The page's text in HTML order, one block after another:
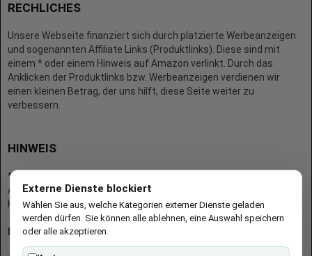
RECHLICHES
Unsere Webseite finanziert sich durch platzierte Werbeanzeigen
und sogenannten Affiliate Links (Produktlinks). Diese sind mit
einem * oder einem Hinweis auf Amazon verlinkt. Durch das
Anklicken der Produktlinks bzw. Werbeanzeigen verdienen wir
einen kleinen Betrag, der uns hilft, diese Seite weiter zu
verbessern.
HINWEIS
* = Afilliate-Link (=Werbung)
Als Amazon-Partner verdient der Seitenbetreiber an qualifizierten
Käufen.
Hinweis zu Preisen und Verfügbarkeiten
Externe Dienste blockiert
Wählen Sie aus, welche Kategorien externer Dienste geladen
werden dürfen. Sie können alle ablehnen, eine Auswahl speichern
oder alle akzeptieren.